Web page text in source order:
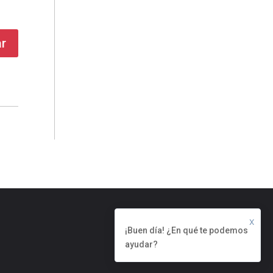
X
¡Buen día! ¿En qué te podemos
ayudar?